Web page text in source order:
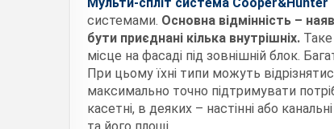
системами. Основна відмінність –
бути приєднані кілька внутрішніх.
місце на фасаді під зовнішній блок.
При цьому їхні типи можуть
максимально точно підтримувати
касетні, в деяких – настінні або